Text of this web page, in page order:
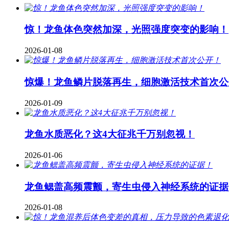
惊！龙鱼体色突然加深，光照强度突变的影响！
2026-01-08
惊爆！龙鱼鳞片脱落再生，细胞激活技术首次
2026-01-09
龙鱼水质恶化？这4大征兆千万别忽视！
2026-01-06
龙鱼鳃盖高频震颤，寄生虫侵入神经系统的证
2026-01-08